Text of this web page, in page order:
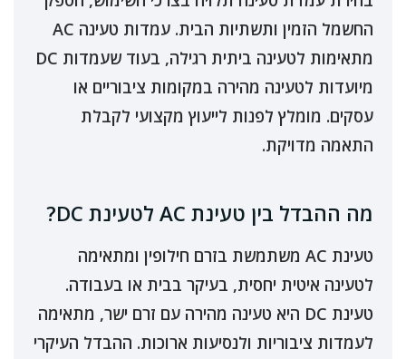
החשמל הזמין ותשתיות הבית. עמדות טעינה AC
מתאימות לטעינה ביתית רגילה, בעוד שעמדות DC
מיועדות לטעינה מהירה במקומות ציבוריים או
עסקים. מומלץ לפנות לייעוץ מקצועי לקבלת
התאמה מדויקת.
מה ההבדל בין טעינת AC לטעינת DC?
טעינת AC משתמשת בזרם חילופין ומתאימה
לטעינה איטית יחסית, בעיקר בבית או בעבודה.
טעינת DC היא טעינה מהירה עם זרם ישר, מתאימה
לעמדות ציבוריות ולנסיעות ארוכות. ההבדל העיקרי